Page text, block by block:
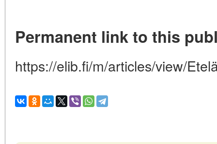
Permanent link to this
https://elib.fi/m/articles/view/